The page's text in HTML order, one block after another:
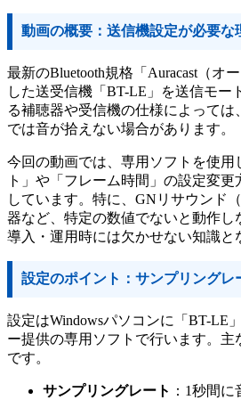
動画の概要：送信機設定が必要な
最新のBluetooth規格「Auracast（オ
した送受信機「BT-LE」を送信モー
る補聴器や受信機の仕様によっては
では音が拾えない場合があります。
今回の動画では、専用ソフトを使用
ト」や「フレーム時間」の設定変
しています。特に、GNリサウンド
器など、特定の数値でないと動作し
導入・運用時には欠かせない知識と
設定のポイント：サンプリングレ
設定はWindowsパソコンに「BT-LE
ー提供の専用ソフトで行います。主
です。
サンプリングレート ：1秒間